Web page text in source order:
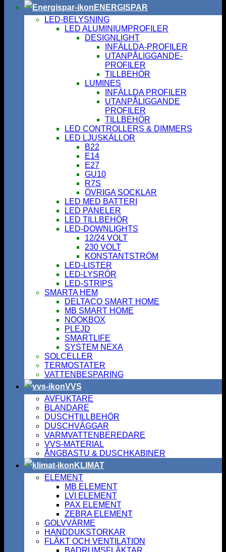
ENERGISPAR
LED-BELYSNING
LED ALUMINIUMPROFILER
DESIGNLIGHT
INFÄLLDA-PROFILER
UTANPÅLIGGANDE-
PROFILER
TILLBEHÖR
LUMINES
INFÄLLDA PROFILER
UTANPÅLIGGANDE
PROFILER
TILLBEHÖR
LED CONTROLLERS & DIMMERS
LED LJUSKÄLLOR
B22
E14
E27
GU10
R7S
ÖVRIGA SOCKLAR
LED MED BATTERI
LED PANELER
LED TILLBEHÖR
LED-DOWNLIGHTS
12/24 VOLT
230 VOLT
KONSTANTSTRÖM
LED-LISTER
LED-LYSRÖR
LED-STRIPS
SMARTA HEM
DELTACO SMART HOME
MB SMART HOME
NOOKBOX
PLEJD
SMARTLIFE
SYSTEM NEXA
SOLCELLER
TERMOSTATER
VATTENBESPARING
VVS
AVFUKTARE
BLANDARE
DUSCHTILLBEHÖR
DUSCHVÄGGAR
VARMVATTENBEREDARE
VVS-MATERIAL
ÅNGBASTU & DUSCHKABINER
KLIMAT
ELEMENT
MB ELEMENT
LVI ELEMENT
PAX ELEMENT
ZEBRA ELEMENT
GOLVVÄRME
HANDDUKSTORKAR
FLÄKT OCH VENTILATION
BADRUMSFLÄKTAR